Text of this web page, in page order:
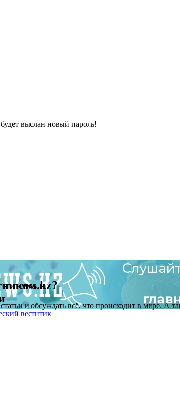
выслан новый пароль!
и обсуждать всё, что происходит в мире. А
в